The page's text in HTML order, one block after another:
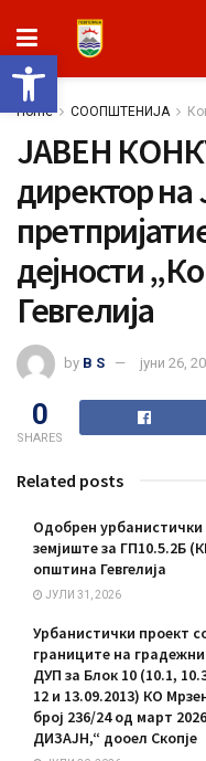
Open toolbar
Home СООПШТЕНИЈА
ЈАВЕН
директор на
дејности
Гевгелија
by B S јуни 26,
0
SHARES
Related posts
Одобрен
земјиште за ГП10.5.2Б
општина Гевгелија
ЈУЛИ 31, 2026
Урбанистички проект
границите на
ДУП за Блок 10 (10.1,
12 и 13.09.2013) КО
број 236/24 од март
ДИЗАЈН,“ дооел Скопје